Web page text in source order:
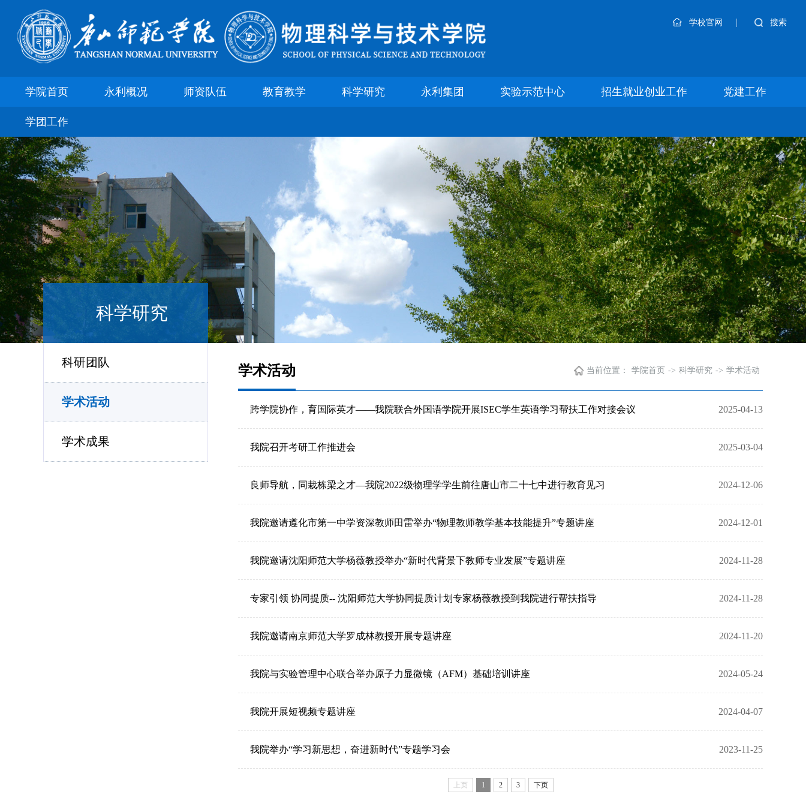
yl23455永利集团官网
学校官网 | 搜索
学院首页 永利概况 师资队伍 教育教学 科学研究 永利集团 实验示范中心 招生就业创业工作 党建工作
学团工作
科学研究
科研团队
学术活动
学术成果
学术活动 当前位置： 学院首页 -> 科学研究 -> 学术活动
2025-04-13
跨学院协作，育国际英才——我院联合外国语学院开展ISEC学生英语学习帮扶工作对接会议
2025-03-04
我院召开考研工作推进会
2024-12-06
良师导航，同栽栋梁之才—我院2022级物理学学生前往唐山市二十七中进行教育见习
2024-12-01
我院邀请遵化市第一中学资深教师田雷举办“物理教师教学基本技能提升”专题讲座
2024-11-28
我院邀请沈阳师范大学杨薇教授举办“新时代背景下教师专业发展”专题讲座
2024-11-28
专家引领 协同提质-- 沈阳师范大学协同提质计划专家杨薇教授到我院进行帮扶指导
2024-11-20
我院邀请南京师范大学罗成林教授开展专题讲座
2024-05-24
我院与实验管理中心联合举办原子力显微镜（AFM）基础培训讲座
2024-04-07
我院开展短视频专题讲座
2023-11-25
我院举办“学习新思想，奋进新时代”专题学习会
上页 1 2 3 下页